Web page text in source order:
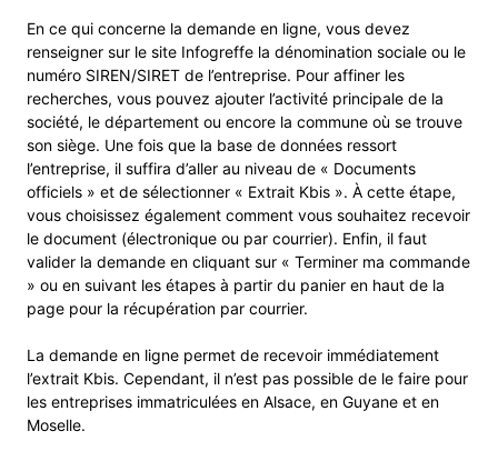
En ce qui concerne la demande en ligne, vous devez
renseigner sur le site Infogreffe la dénomination sociale ou le
numéro SIREN/SIRET de l’entreprise. Pour affiner les
recherches, vous pouvez ajouter l’activité principale de la
société, le département ou encore la commune où se trouve
son siège. Une fois que la base de données ressort
l’entreprise, il suffira d’aller au niveau de « Documents
officiels » et de sélectionner « Extrait Kbis ». À cette étape,
vous choisissez également comment vous souhaitez recevoir
le document (électronique ou par courrier). Enfin, il faut
valider la demande en cliquant sur « Terminer ma commande
» ou en suivant les étapes à partir du panier en haut de la
page pour la récupération par courrier.
La demande en ligne permet de recevoir immédiatement
l’extrait Kbis. Cependant, il n’est pas possible de le faire pour
les entreprises immatriculées en Alsace, en Guyane et en
Moselle.